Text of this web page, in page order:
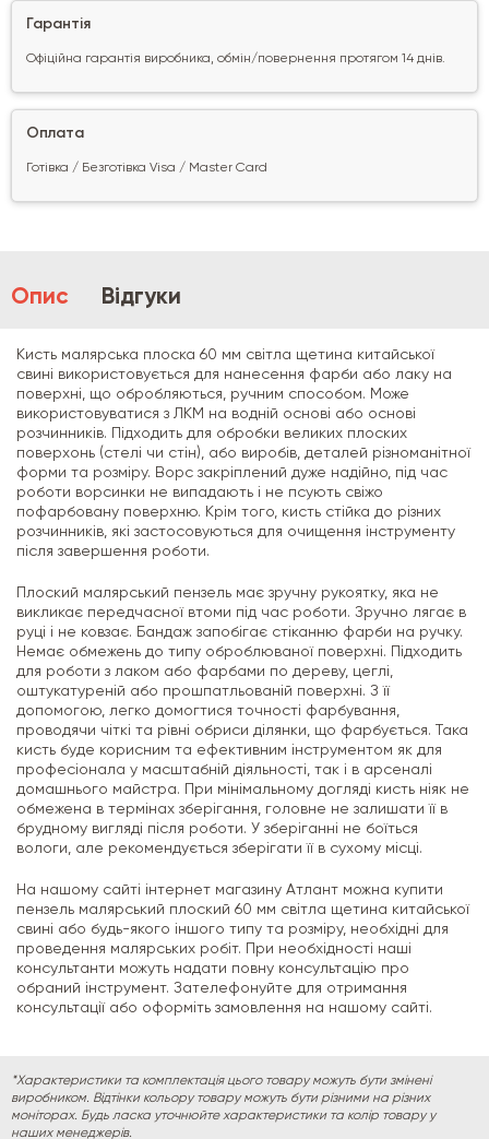
Гарантія
Офіційна гарантія виробника, обмін/повернення протягом 14 днів.
Оплата
Готівка / Безготівка Visa / Master Card
Опис Відгуки
Кисть малярська плоска 60 мм світла щетина китайської
свині використовується для нанесення фарби або лаку на
поверхні, що обробляються, ручним способом. Може
використовуватися з ЛКМ на водній основі або основі
розчинників. Підходить для обробки великих плоских
поверхонь (стелі чи стін), або виробів, деталей різноманітної
форми та розміру. Ворс закріплений дуже надійно, під час
роботи ворсинки не випадають і не псують свіжо
пофарбовану поверхню. Крім того, кисть стійка до різних
розчинників, які застосовуються для очищення інструменту
після завершення роботи.
Плоский малярський пензель має зручну рукоятку, яка не
викликає передчасної втоми під час роботи. Зручно лягає в
руці і не ковзає. Бандаж запобігає стіканню фарби на ручку.
Немає обмежень до типу оброблюваної поверхні. Підходить
для роботи з лаком або фарбами по дереву, цеглі,
оштукатуреній або прошпатльованій поверхні. З її
допомогою, легко домогтися точності фарбування,
проводячи чіткі та рівні обриси ділянки, що фарбується. Така
кисть буде корисним та ефективним інструментом як для
професіонала у масштабній діяльності, так і в арсеналі
домашнього майстра. При мінімальному догляді кисть ніяк не
обмежена в термінах зберігання, головне не залишати її в
брудному вигляді після роботи. У зберіганні не боїться
вологи, але рекомендується зберігати її в сухому місці.
На нашому сайті інтернет магазину Атлант можна купити
пензель малярський плоский 60 мм світла щетина китайської
свині або будь-якого іншого типу та розміру, необхідні для
проведення малярських робіт. При необхідності наші
консультанти можуть надати повну консультацію про
обраний інструмент. Зателефонуйте для отримання
консультації або оформіть замовлення на нашому сайті.
*Характеристики та комплектація цього товару можуть бути змінені
виробником. Відтінки кольору товару можуть бути різними на різних
моніторах. Будь ласка уточнюйте характеристики та колір товару у
наших менеджерів.